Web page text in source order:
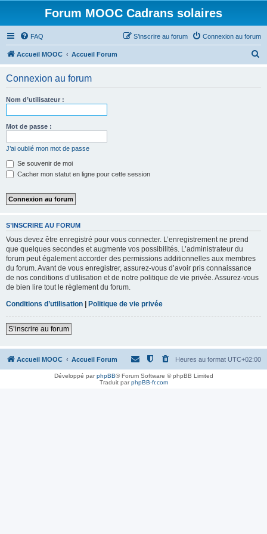
Forum MOOC Cadrans solaires
FAQ Connexion au forum
S’inscrire au forum
Accueil MOOC Accueil Forum
Connexion au forum
Nom d’utilisateur :
Mot de passe :
J’ai oublié mon mot de passe
Se souvenir de moi
Cacher mon statut en ligne pour cette session
S’INSCRIRE AU FORUM
Vous devez être enregistré pour vous connecter. L’enregistrement ne prend
que quelques secondes et augmente vos possibilités. L’administrateur du
forum peut également accorder des permissions additionnelles aux membres
du forum. Avant de vous enregistrer, assurez-vous d’avoir pris connaissance
de nos conditions d’utilisation et de notre politique de vie privée. Assurez-vous
de bien lire tout le règlement du forum.
Conditions d’utilisation | Politique de vie privée
S’inscrire au forum
Accueil MOOC Accueil Forum Heures au format UTC+02:00
Développé parphpBB® Forum Software © phpBB Limited
Traduit parphpBB-fr.com